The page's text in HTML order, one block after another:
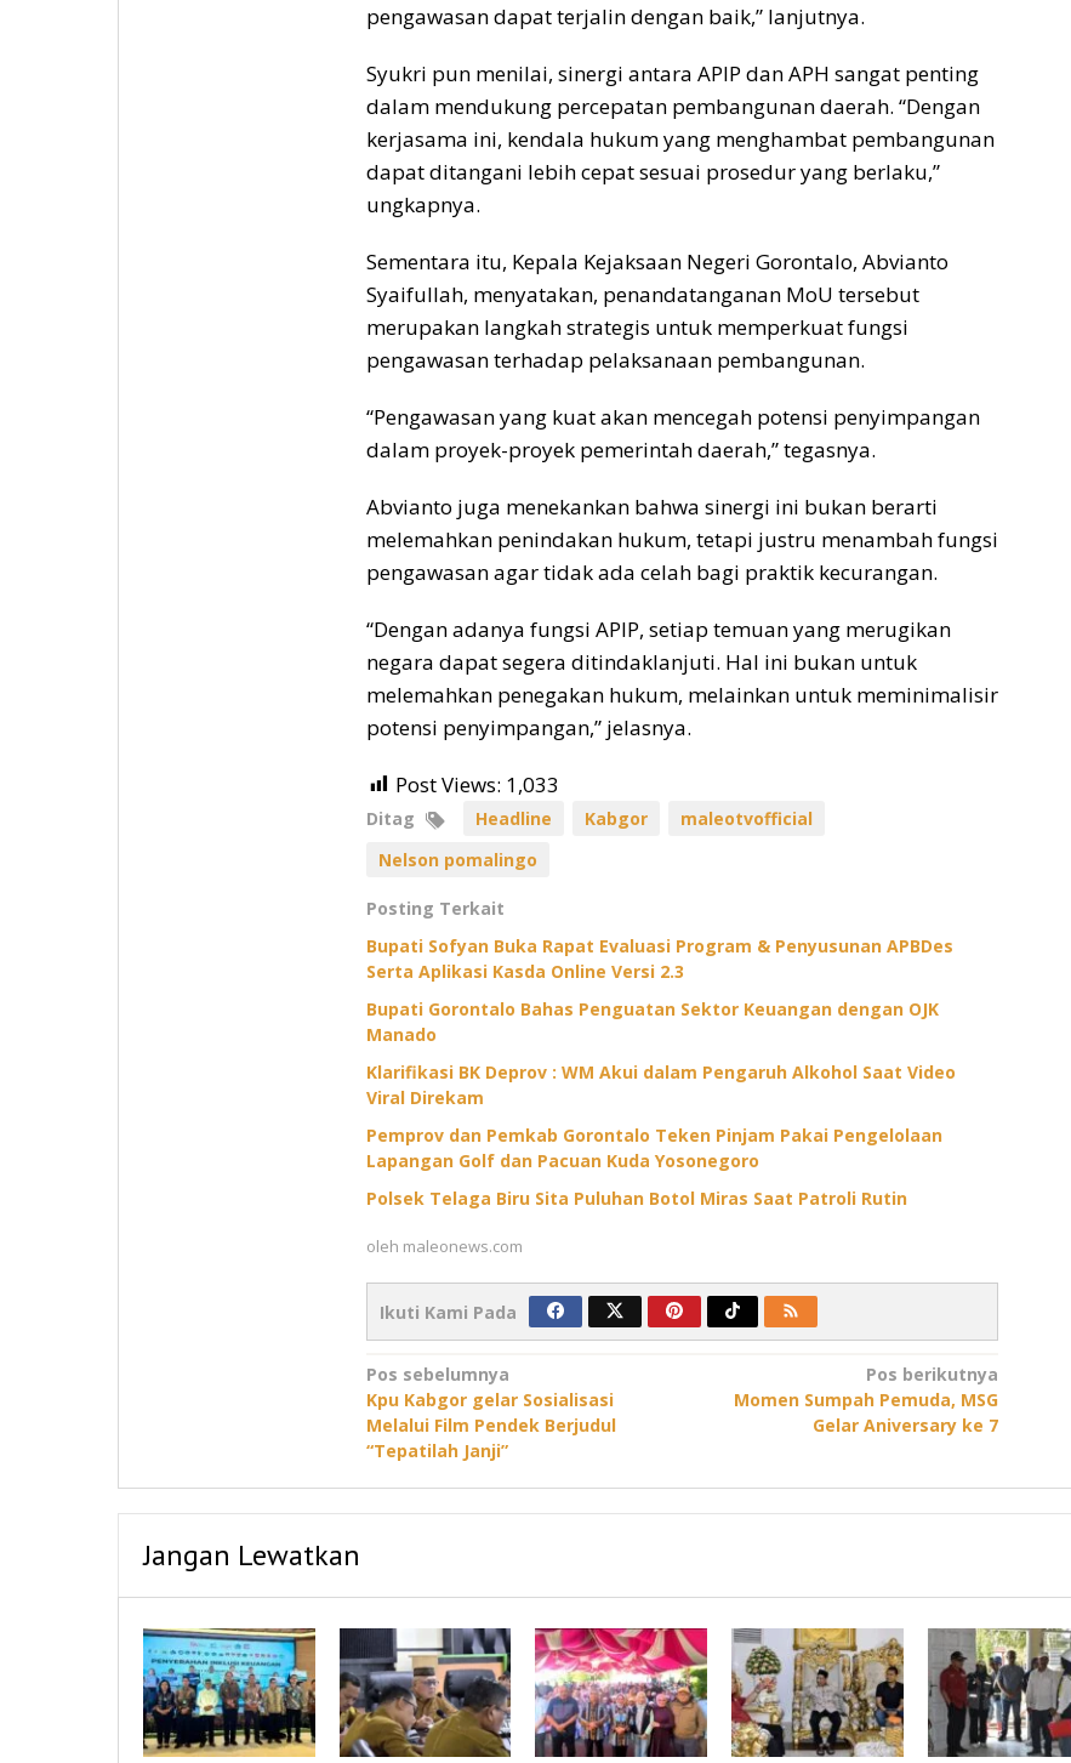
pengawasan dapat terjalin dengan baik,” lanjutnya.
Syukri pun menilai, sinergi antara APIP dan APH sangat penting
dalam mendukung percepatan pembangunan daerah. “Dengan
kerjasama ini, kendala hukum yang menghambat pembangunan
dapat ditangani lebih cepat sesuai prosedur yang berlaku,”
ungkapnya.
Sementara itu, Kepala Kejaksaan Negeri Gorontalo, Abvianto
Syaifullah, menyatakan, penandatanganan MoU tersebut
merupakan langkah strategis untuk memperkuat fungsi
pengawasan terhadap pelaksanaan pembangunan.
“Pengawasan yang kuat akan mencegah potensi penyimpangan
dalam proyek-proyek pemerintah daerah,” tegasnya.
Abvianto juga menekankan bahwa sinergi ini bukan berarti
melemahkan penindakan hukum, tetapi justru menambah fungsi
pengawasan agar tidak ada celah bagi praktik kecurangan.
“Dengan adanya fungsi APIP, setiap temuan yang merugikan
negara dapat segera ditindaklanjuti. Hal ini bukan untuk
melemahkan penegakan hukum, melainkan untuk meminimalisir
potensi penyimpangan,” jelasnya.
Post Views: 1,033
Ditag Headline Kabgor
maleotvofficial
Nelson pomalingo
Posting Terkait
Bupati Sofyan Buka Rapat Evaluasi Program & Penyusunan APBDes
Serta Aplikasi Kasda Online Versi 2.3
Bupati Gorontalo Bahas Penguatan Sektor Keuangan dengan OJK
Manado
Klarifikasi BK Deprov : WM Akui dalam Pengaruh Alkohol Saat Video
Viral Direkam
Pemprov dan Pemkab Gorontalo Teken Pinjam Pakai Pengelolaan
Lapangan Golf dan Pacuan Kuda Yosonegoro
Polsek Telaga Biru Sita Puluhan Botol Miras Saat Patroli Rutin
oleh maleonews.com
Ikuti Kami Pada
Navigasi
pos
Pos sebelumnya
Kpu Kabgor gelar Sosialisasi
Melalui Film Pendek Berjudul
“Tepatilah Janji”
Pos berikutnya
Momen Sumpah Pemuda, MSG
Gelar Aniversary ke 7
Jangan Lewatkan